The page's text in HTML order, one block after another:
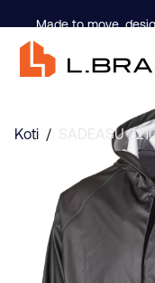
Made to move,
Koti / SADEASU